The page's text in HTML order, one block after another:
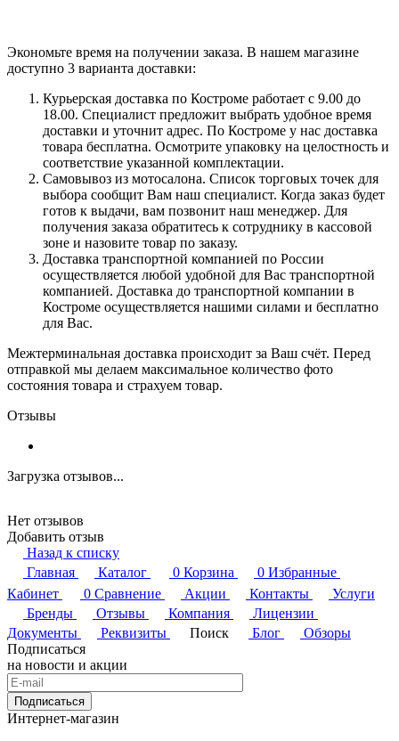
Экономьте время на получении заказа. В нашем магазине
доступно 3 варианта доставки:
Курьерская доставка по Костроме работает с 9.00 до
18.00. Специалист предложит выбрать удобное время
доставки и уточнит адрес. По Костроме у нас доставка
товара бесплатна. Осмотрите упаковку на целостность и
соответствие указанной комплектации.
Самовывоз из мотосалона. Список торговых точек для
выбора сообщит Вам наш специалист. Когда заказ будет
готов к выдачи, вам позвонит наш менеджер. Для
получения заказа обратитесь к сотруднику в кассовой
зоне и назовите товар по заказу.
Доставка транспортной компанией по России
осуществляется любой удобной для Вас транспортной
компанией. Доставка до транспортной компании в
Костроме осуществляется нашими силами и бесплатно
для Вас.
Межтерминальная доставка происходит за Ваш счёт. Перед
отправкой мы делаем максимальное количество фото
состояния товара и страхуем товар.
Отзывы
Загрузка отзывов...
Нет отзывов
Добавить отзыв
Назад к списку
Главная
Каталог 0 Корзина 0 Избранные
Кабинет
0 Сравнение Акции Контакты
Услуги
Бренды
Отзывы Компания
Лицензии
Документы
Реквизиты Поиск Блог
Обзоры
Подписаться
на новости и акции
Подписаться
Интернет-магазин